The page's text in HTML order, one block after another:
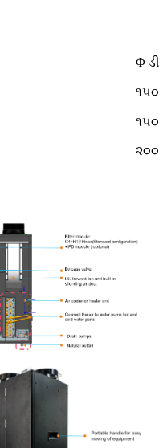
Φ ડી
૧૫૦
૧૫૦
૨૦૦